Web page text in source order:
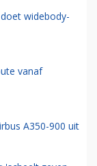
widebody-
vanaf
A350-900 uit